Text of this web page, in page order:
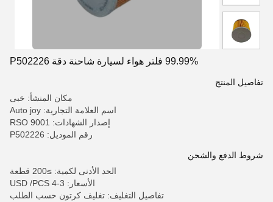
99.99% فلتر هواء لسيارة شاحنة دقة P502226
تفاصيل المنتج
مكان المنشأ: خبى
اسم العلامة التجارية: Auto joy
إصدار الشهادات: RSO 9001
رقم الموديل: P502226
شروط الدفع والشحن
الحد الأدنى لكمية: ≥200 قطعة
الأسعار: 3-4 USD /PCS
تفاصيل التغليف: تغليف كرتون حسب الطلب